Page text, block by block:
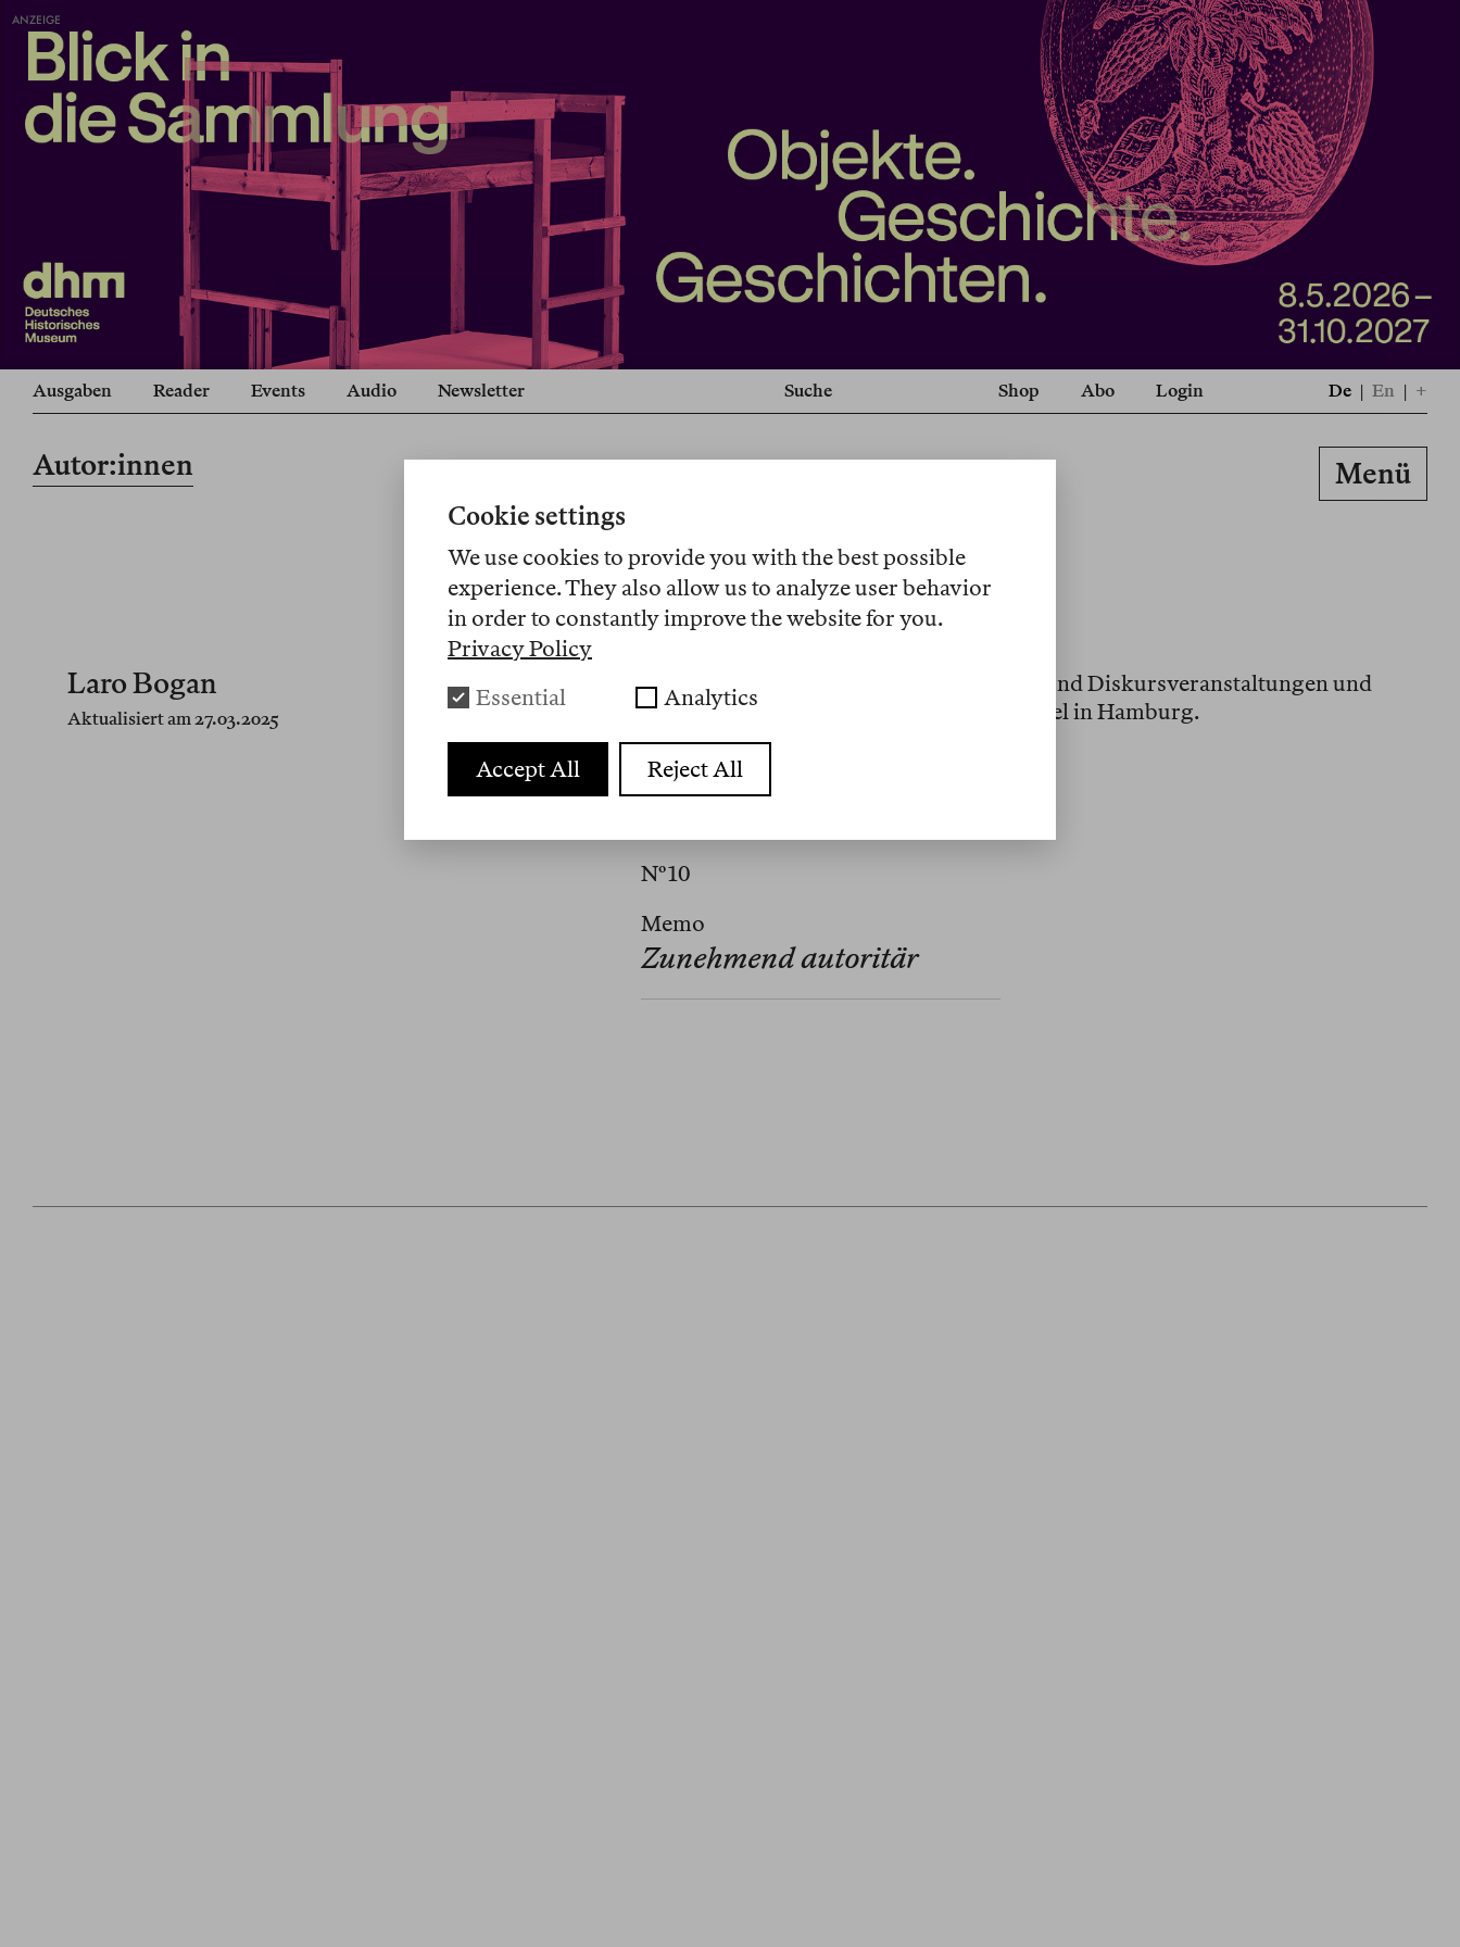
ANZEIGE
Ausgaben Reader Events Audio Newsletter Suche Shop Abo Login De | En | +
Autor:innen Menü
Laro Bogan
Aktualisiert am 27.03.2025
Laro Bogan kuratiert darstellende Kunst und Diskursveranstaltungen und
ist kulturpolitisch tätig, u.a. auf Kampnagel in Hamburg.
Nº 10
Memo
Zunehmend autoritär
Cookie settings
We use cookies to provide you with the best possible
experience. They also allow us to analyze user behavior
in order to constantly improve the website for you.
Privacy Policy
Essential
Analytics
Accept All Reject All